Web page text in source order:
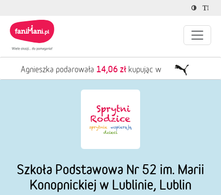
Agnieszka podarowała 14,06 zł kupując w
Szkoła Podstawowa Nr 52 im. Marii
Konopnickiej w Lublinie, Lublin